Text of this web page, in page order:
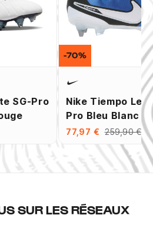
SG-Pro
Nike Tiempo
Pro Bleu Blanc
77,97 € 259,90 €
-70%
SUR LES RÉSEAUX